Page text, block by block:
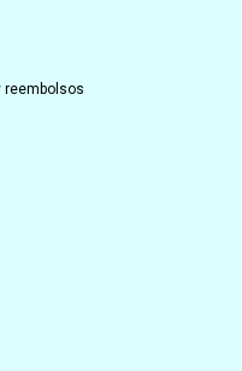
reembolsos